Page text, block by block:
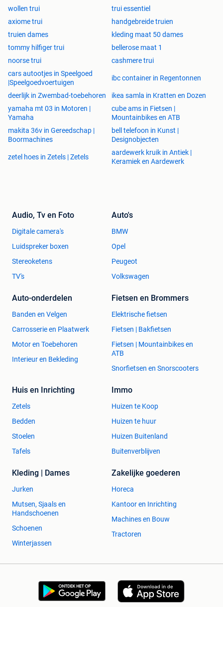
wollen trui
trui essentiel
axiome trui
handgebreide truien
truien dames
kleding maat 50 dames
tommy hilfiger trui
bellerose maat 1
noorse trui
cashmere trui
cars autootjes in Speelgoed
|Speelgoedvoertuigen
ibc container in Regentonnen
deerlijk in Zwembad-toebehoren
ikea samla in Kratten en Dozen
yamaha mt 03 in Motoren |
Yamaha
cube ams in Fietsen |
Mountainbikes en ATB
makita 36v in Gereedschap |
Boormachines
bell telefoon in Kunst |
Designobjecten
zetel hoes in Zetels | Zetels
aardewerk kruik in Antiek |
Keramiek en Aardewerk
Audio, Tv en Foto
Digitale camera's
Luidspreker boxen
Stereoketens
TV's
Auto's
BMW
Opel
Peugeot
Volkswagen
Auto-onderdelen
Banden en Velgen
Carrosserie en Plaatwerk
Motor en Toebehoren
Interieur en Bekleding
Fietsen en Brommers
Elektrische fietsen
Fietsen | Bakfietsen
Fietsen | Mountainbikes en
ATB
Snorfietsen en Snorscooters
Huis en Inrichting
Zetels
Bedden
Stoelen
Tafels
Immo
Huizen te Koop
Huizen te huur
Huizen Buitenland
Buitenverblijven
Kleding | Dames
Jurken
Mutsen, Sjaals en
Handschoenen
Schoenen
Winterjassen
Zakelijke goederen
Horeca
Kantoor en Inrichting
Machines en Bouw
Tractoren